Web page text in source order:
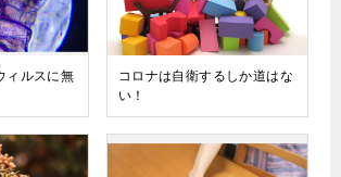
ィルスに無
コロナは自衛するしか道はな
い！